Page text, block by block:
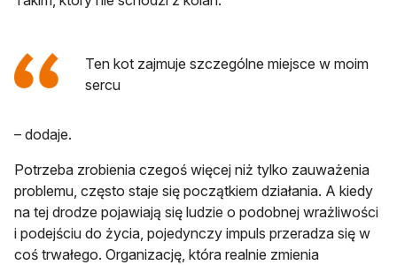
Ten kot zajmuje szczególne miejsce w moim
sercu
– dodaje.
Potrzeba zrobienia czegoś więcej niż tylko zauważenia
problemu, często staje się początkiem działania. A kiedy
na tej drodze pojawiają się ludzie o podobnej wrażliwości
i podejściu do życia, pojedynczy impuls przeradza się w
coś trwałego. Organizację, która realnie zmienia